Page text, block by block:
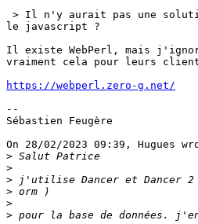
> Il n'y aurait pas une
le javascript ?
Il existe WebPerl, mais
vraiment cela pour leurs
https://webperl.zero-g.net/
--
Sébastien Feugère
On 28/02/2023 09:39, Hugues
>
>
>
>
>
>